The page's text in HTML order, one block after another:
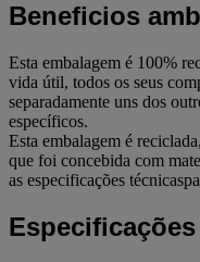
Beneficios
Esta embalagem é 100%
vida útil, todos os seus
separadamente uns dos
específicos.
Esta embalagem é
que foi concebida com
as especificações
Especificações